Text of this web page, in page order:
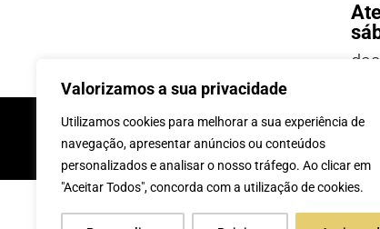
Valorizamos a sua privacidade
Utilizamos cookies para melhorar a sua experiência de
navegação, apresentar anúncios ou conteúdos
personalizados e analisar o nosso tráfego. Ao clicar em
"Aceitar Todos", concorda com a utilização de cookies.
INSCREVE-TE